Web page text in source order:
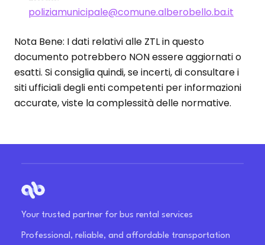
poliziamunicipale@comune.alberobello.ba.it
Nota Bene: I dati relativi alle ZTL in questo
documento potrebbero NON essere aggiornati o
esatti. Si consiglia quindi, se incerti, di consultare i
siti ufficiali degli enti competenti per informazioni
accurate, viste la complessità delle normative.
Your trusted partner for bus rental services
Professional, reliable, and affordable transportation